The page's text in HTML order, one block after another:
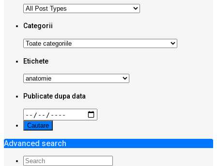
Categorii
Etichete
Publicate dupa data
Advanced search